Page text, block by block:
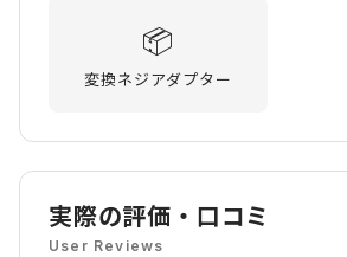
📦
変換ネジアダプター
実際の評価・口コミ
User Reviews